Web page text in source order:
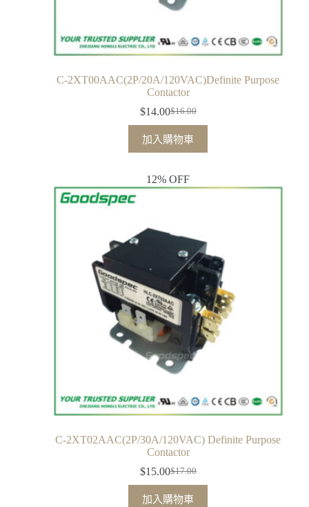
C-2XT00AAC(2P/20A/120VAC)Definite Purpose
Contactor
$16.00
$14.00
加入購物車
12% OFF
C-2XT02AAC(2P/30A/120VAC) Definite Purpose
Contactor
$17.00
$15.00
加入購物車